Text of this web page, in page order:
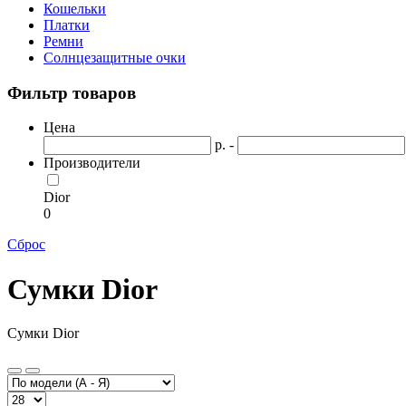
Кошельки
Платки
Ремни
Солнцезащитные очки
Фильтр товаров
Цена
р. -
Производители
Dior
0
Сброс
Сумки Dior
Сумки Dior